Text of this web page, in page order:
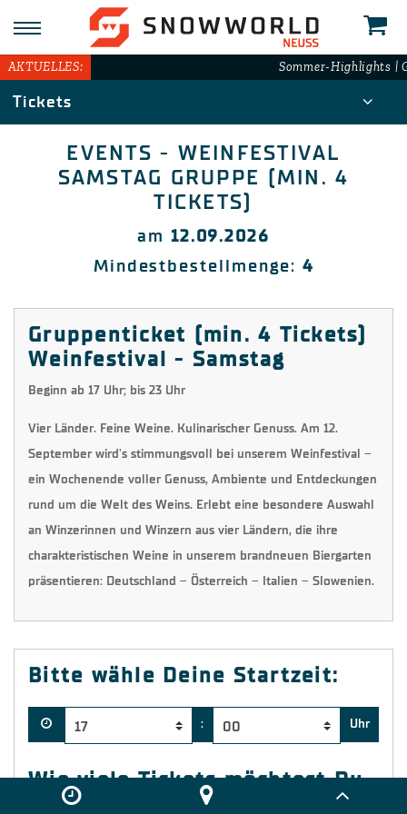
AKTUELLES: Sommer-Highlights |
Tickets
EVENTS - WEINFESTIVAL
SAMSTAG GRUPPE (MIN. 4
TICKETS)
am 12.09.2026
Mindestbestellmenge:4
Bitte wähle Deine Startzeit:
: Uhr
Wie viele Tickets möchtest Du
bestellen?
Gruppenticket (min. 4 Tickets)
Weinfestival - Samstag
Beginn ab 17 Uhr; bis 23 Uhr
Vier Länder. Feine Weine. Kulinarischer Genuss. Am 12.
September wird's stimmungsvoll bei unserem Weinfestival –
ein Wochenende voller Genuss, Ambiente und Entdeckungen
rund um die Welt des Weins. Erlebt eine besondere Auswahl
an Winzerinnen und Winzern aus vier Ländern, die ihre
charakteristischen Weine in unserem brandneuen Biergarten
präsentieren: Deutschland – Österreich – Italien – Slowenien.